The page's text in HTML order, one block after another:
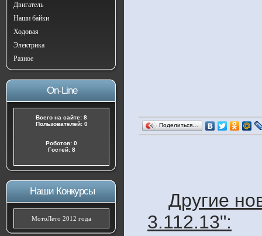
Двигатель
Наши байки
Ходовая
Электрика
Разное
On-Line
Всего на сайте: 8
Пользователей: 0
Роботов: 0
Гостей: 8
Наши Конкурсы
МотоЛето 2012 года
Поделиться…
Другие
3.112.13":